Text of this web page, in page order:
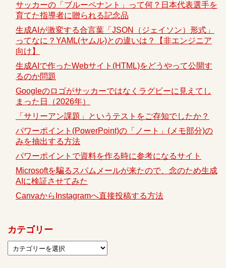
サッカーの「ブルーペナント」って何？日本代表選手を
育てた指導者に贈られる記念品
生成AIが激変する合言葉「JSON（ジェイソン）形式」
ってなに？YAML(ヤムル)との違いは？【非エンジニア
向け】
生成AIで作ったWebサイト(HTML)をどうやって公開す
るのか問題
Googleのロゴがサッカーではなくラグビーに見えてし
まった日（2026年）
「サリーアン課題」というテストをご存知でしたか？
パワーポイント(PowerPoint)の「ノート」(メモ部分)の
みを抽出する方法
パワーポイントで資料を作る時に参考になるサイト
Microsoftを騙るスパムメールが来たので、念のため生成
AIに検証させてみた
CanvaからInstagramへ直接投稿する方法
カテゴリー